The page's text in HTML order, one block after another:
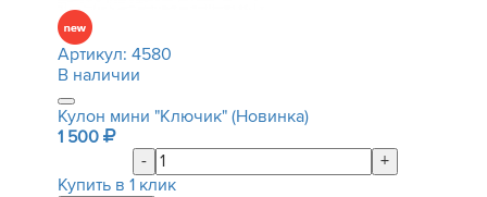
Артикул: 4580
В наличии
Кулон мини "Ключик" (Новинка)
1 500
-
+
Купить в 1 клик